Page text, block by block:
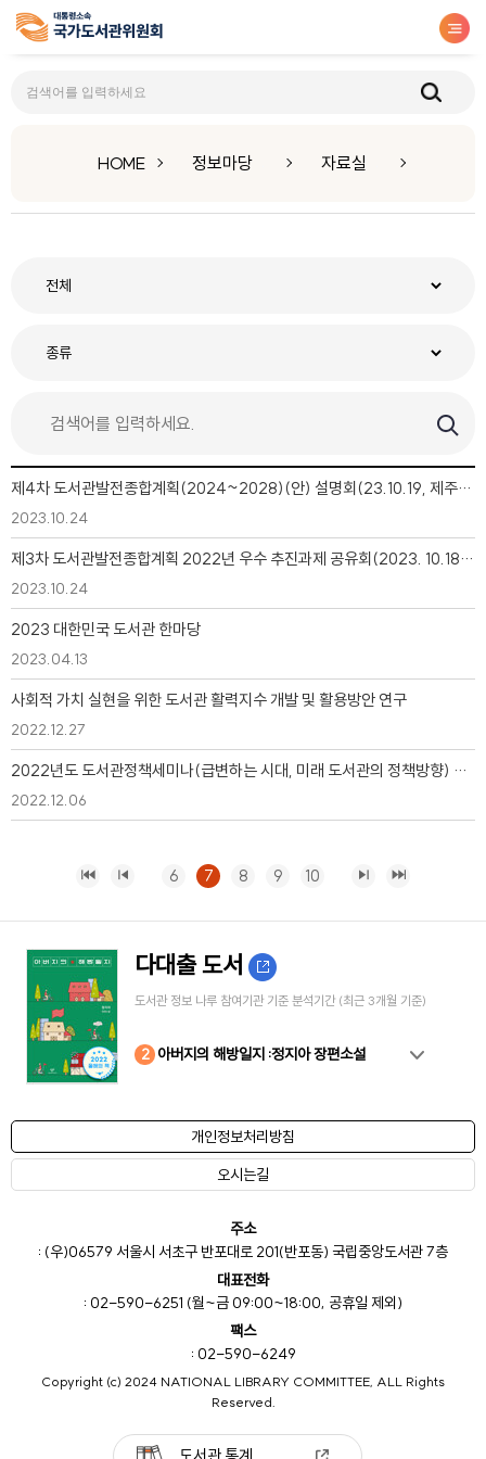
HOME 정보마당 자료실
제4차 도서관발전종합계획(2024~2028)(안) 설명회(23.10.19, 제주국제컨벤션센터) 자료집
2023.10.24
제3차 도서관발전종합계획 2022년 우수 추진과제 공유회(2023. 10.18, 제주국제컨벤션센터)자료집
2023.10.24
2023 대한민국 도서관 한마당
2023.04.13
사회적 가치 실현을 위한 도서관 활력지수 개발 및 활용방안 연구
2022.12.27
2022년도 도서관정책세미나(급변하는 시대, 미래 도서관의 정책방향) 자료집
2022.12.06
6 7 8 9 10
다대출 도서
도서관 정보 나루 참여기관 기준 분석기간 (최근 3개월 기준)
1
2 아버지의 해방일지 :정지아 장편소설
3
4
5
6
7
8
9
10
개인정보처리방침
오시는길
주소
: (우)06579 서울시 서초구 반포대로 201(반포동) 국립중앙도서관 7층
대표전화
: 02-590-6251 (월~금 09:00~18:00, 공휴일 제외)
팩스
: 02-590-6249
Copyright (c) 2024 NATIONAL LIBRARY COMMITTEE, ALL Rights
Reserved.